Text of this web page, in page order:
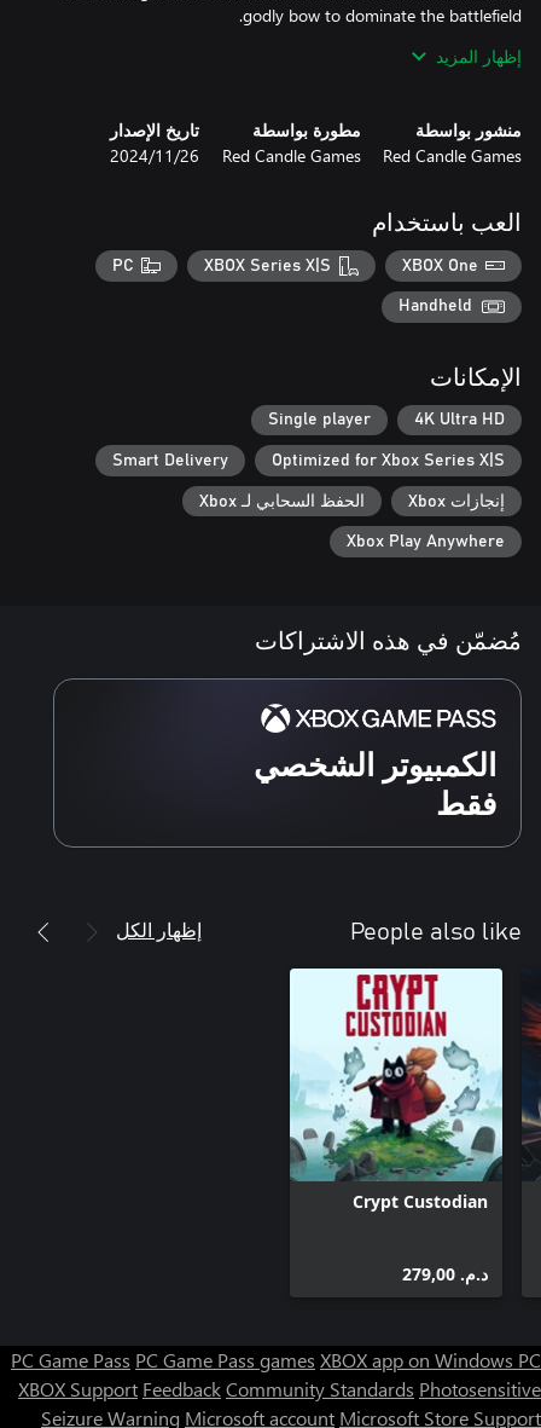
combat abilities to the limit, with unique enemies demanding
Immerse yourself in a visually stunning world brought to life
through meticulously crafted, hand-drawn environments and
fluid animations. With a distinctive art style inspired by anime
and manga, Nine Sols creates a world that feels both familiar and
Explore the interconnected regions of New Kunlun, encountering
intriguing NPCs who offer valuable upgrades, new abilities, and
advanced technology. Unlock new paths and grow stronger as
you uncover the mysteries of this lost civilization and continue
your quest for revenge.
إظهار المزيد
منشور بواسطة
Red Candle Games
مطورة بواسطة
Red Candle Games
تاريخ الإصدار
26‏/11‏/2024
العب باستخدام
XBOX One
XBOX Series X|S
PC
Handheld
الإمكانات
4K Ultra HD
Single player
Optimized for Xbox Series X|S
Smart Delivery
إنجازات Xbox الحفظ السحابي لـ Xbox
Xbox Play Anywhere
مُضمّن في هذه الاشتراكات
الكمبيوتر الشخصي
فقط
People also like إظهار الكل
Crypt Custodian
د.م.‏ 279,00
PC Game Pass PC Game Pass games XBOX app on Windows PC
XBOX Support FeedbackCommunity Standards Photosensitive
Seizure Warning Microsoft account Microsoft Store Support